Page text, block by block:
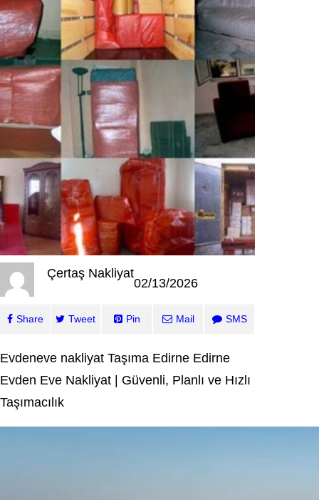
Çertaş Nakliyat
02/13/2026
Share Tweet Pin Mail SMS
Evdeneve nakliyat Taşıma Edirne Edirne
Evden Eve Nakliyat | Güvenli, Planlı ve Hızlı
Taşımacılık